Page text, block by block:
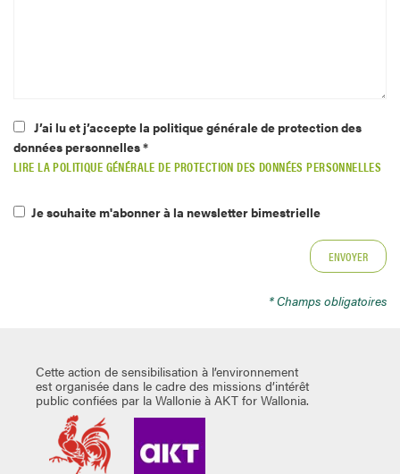
J’ai lu et j’accepte la politique générale de protection des
données personnelles *
LIRE LA POLITIQUE GÉNÉRALE DE PROTECTION DES DONNÉES PERSONNELLES
Je souhaite m'abonner à la newsletter bimestrielle
* Champs obligatoires
Cette action de sensibilisation à l’environnement
est organisée dans le cadre des missions d’intérêt
public confiées par la Wallonie à AKT for Wallonia.